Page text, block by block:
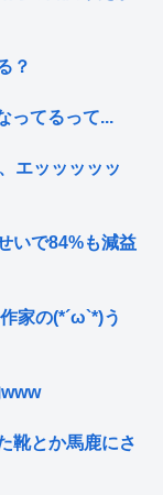
？
ってるって...
エッッッッッ
いで84%も減益
家の(*´ω`*)う
靴とか馬鹿にさ